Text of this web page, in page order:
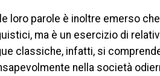
loro parole è inoltre emerso
ma è un esercizio di
classiche, infatti, si
nella società